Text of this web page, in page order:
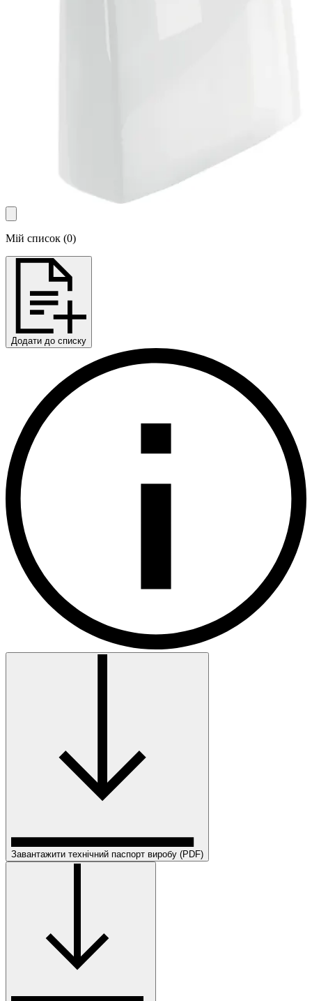
Мій список (0)
Додати до списку
Завантажити технічний паспорт виробу (PDF)